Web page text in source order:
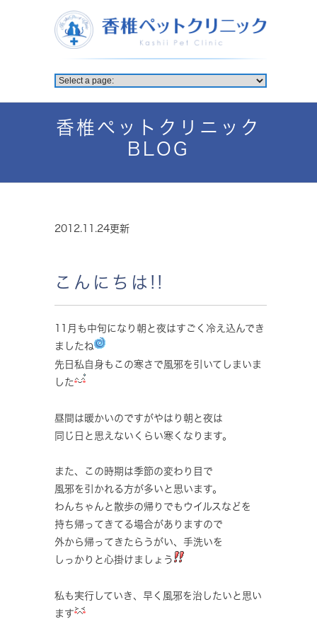
香椎ペットクリニック
BLOG
2012.11.24更新
こんにちは!!
11月も中旬になり朝と夜はすごく冷え込んでき
ましたね
先日私自身もこの寒さで風邪を引いてしまいま
した
昼間は暖かいのですがやはり朝と夜は
同じ日と思えないくらい寒くなります。
また、この時期は季節の変わり目で
風邪を引かれる方が多いと思います。
わんちゃんと散歩の帰りでもウイルスなどを
持ち帰ってきてる場合がありますので
外から帰ってきたらうがい、手洗いを
しっかりと心掛けましょう
私も実行していき、早く風邪を治したいと思い
ます